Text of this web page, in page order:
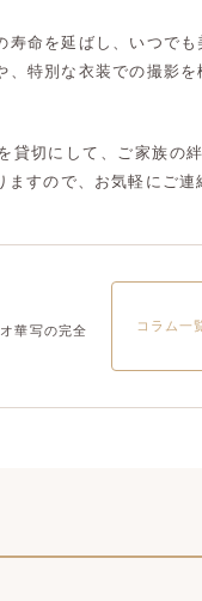
寿命を延ばし、いつで
、特別な衣装での撮影
貸切にして、ご家族の
すので、お気軽にご連
華写の完全
コラム一
高崎
高崎